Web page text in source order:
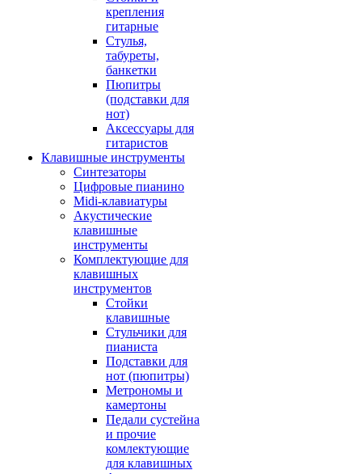
крепления
гитарные
Стулья,
табуреты,
банкетки
Пюпитры
(подставки для
нот)
Аксессуары для
гитаристов
Клавишные инструменты
Синтезаторы
Цифровые пианино
Midi-клавиатуры
Акустические
клавишные
инструменты
Комплектующие для
клавишных
инструментов
Стойки
клавишные
Стульчики для
пианиста
Подставки для
нот (пюпитры)
Метрономы и
камертоны
Педали сустейна
и прочие
комлектующие
для клавишных